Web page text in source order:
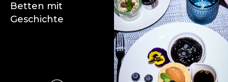
Betten mit
Geschichte